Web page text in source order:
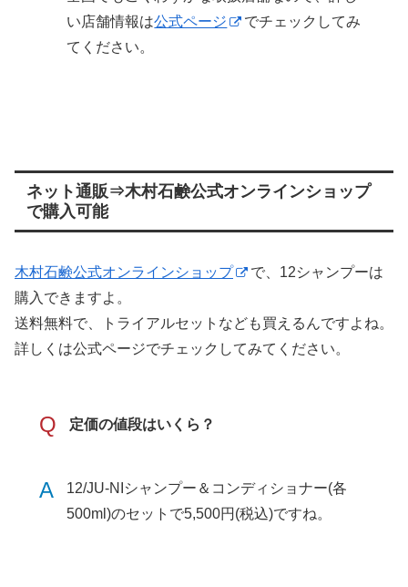
い店舗情報は公式ページ
でチェックしてみ
てください。
ネット通販⇒木村石鹸公式オンラインショップ
で購入可能
木村石鹸公式オンラインショップ
で、12シャンプーは
購入できますよ。
送料無料で、トライアルセットなども買えるんですよね。
詳しくは公式ページでチェックしてみてください。
Q 定価の値段はいくら？
A
12/JU-NIシャンプー＆コンディショナー(各
500ml)のセットで5,500円(税込)ですね。